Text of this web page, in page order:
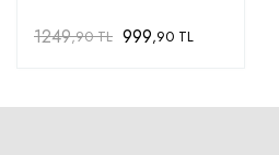
1249,90 TL 999,90 TL